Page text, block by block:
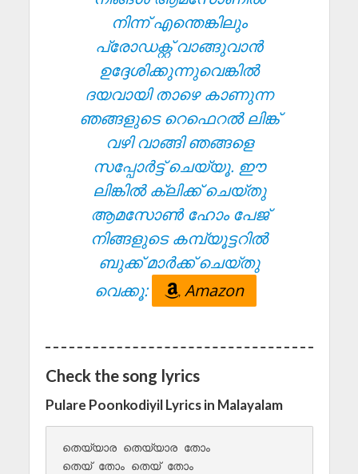
നിന്ന് എന്തെങ്കിലും
പ്രോഡക്റ്റ് വാങ്ങുവാൻ
ഉദ്ദേശിക്കുന്നുവെങ്കിൽ
ദയവായി താഴെ കാണുന്ന
ഞങ്ങളുടെ റെഫെറൽ ലിങ്ക്
വഴി വാങ്ങി ഞങ്ങളെ
സപ്പോർട്ട് ചെയ്യൂ. ഈ
ലിങ്കിൽ ക്ലിക്ക് ചെയ്തു
ആമസോൺ ഹോം പേജ്
നിങ്ങളുടെ കമ്പ്യൂട്ടറിൽ
ബുക്ക് മാർക്ക് ചെയ്തു
വെക്കൂ:
Amazon
Check the song lyrics
Pulare Poonkodiyil Lyrics in Malayalam
തെയ്യാര തെയ്യാര തോം
തെയ് തോം തെയ് തോം